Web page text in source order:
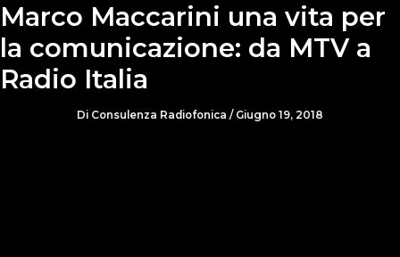
Marco Maccarini una vita per
la comunicazione: da MTV a
Radio Italia
Di Consulenza Radiofonica / Giugno 19, 2018